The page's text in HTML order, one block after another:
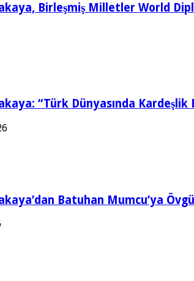
Birleşmiş Milletler World
“Türk Dünyasında Kardeşlik
Batuhan Mumcu’ya